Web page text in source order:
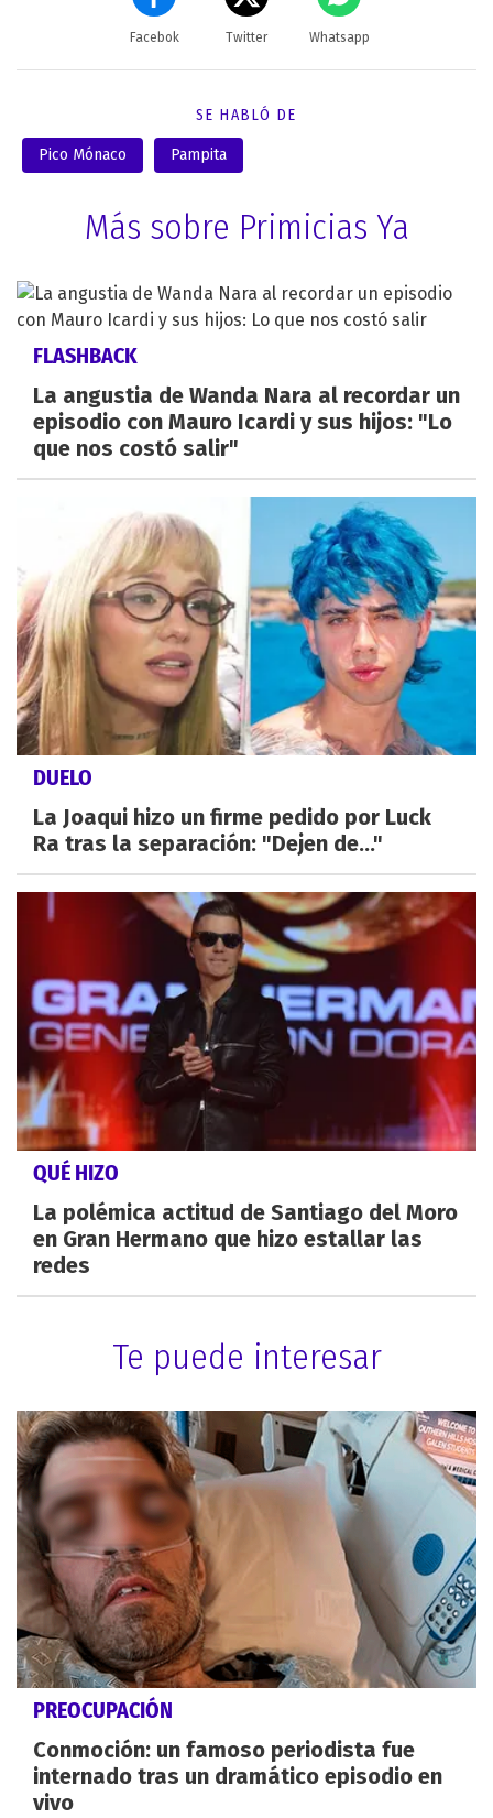
Facebok Twitter Whatsapp
SE HABLÓ DE
Pico Mónaco Pampita
Más sobre Primicias Ya
FLASHBACK
La angustia de Wanda Nara al recordar un
episodio con Mauro Icardi y sus hijos: "Lo
que nos costó salir"
DUELO
La Joaqui hizo un firme pedido por Luck
Ra tras la separación: "Dejen de..."
QUÉ HIZO
La polémica actitud de Santiago del Moro
en Gran Hermano que hizo estallar las
redes
Te puede interesar
PREOCUPACIÓN
Conmoción: un famoso periodista fue
internado tras un dramático episodio en
vivo